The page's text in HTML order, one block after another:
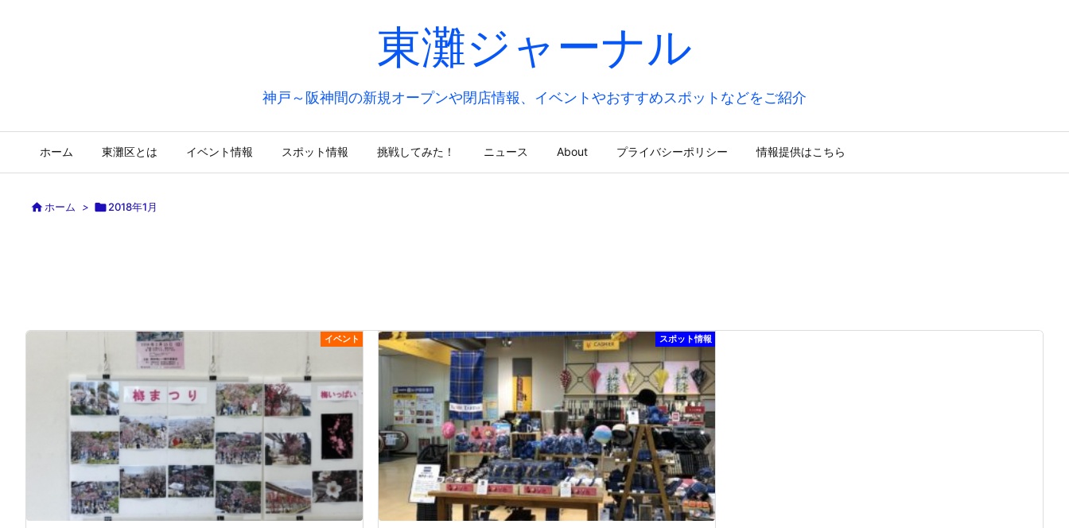
東灘ジャーナル
神戸～阪神間の新規オープンや閉店情報、イベントやおすすめスポットなどをご紹介
ホーム 東灘区とは イベント情報 スポット情報 挑戦してみた！ ニュース About プライバシーポリシー 情報提供はこちら
ホーム > 2018年1月
イベント スポット情報